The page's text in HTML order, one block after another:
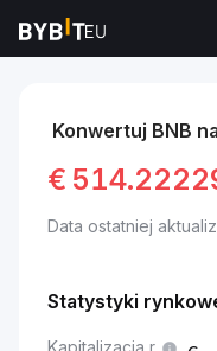
Rynki Cena BNB BNB
Konwertuj BNB
€
Data ostatniej
Statystyki
Kapitalizacja r